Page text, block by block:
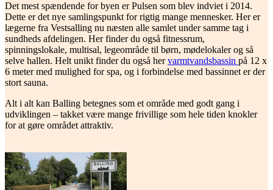
Det mest spændende for byen er Pulsen som blev indviet i 2014.
Dette er det nye samlingspunkt for rigtig mange mennesker. Her er
lægerne fra Vestsalling nu næsten alle samlet under samme tag i
sundheds afdelingen. Her finder du også fitnessrum,
spinningslokale, multisal, legeområde til børn, mødelokaler og så
selve hallen. Helt unikt finder du også hervarmtvandsbassin på 12 x
6 meter med mulighed for spa, og i forbindelse med bassinnet er der
stort sauna.
Alt i alt kan Balling betegnes som et område med godt gang i
udviklingen – takket være mange frivillige som hele tiden knokler
for at gøre området attraktiv.